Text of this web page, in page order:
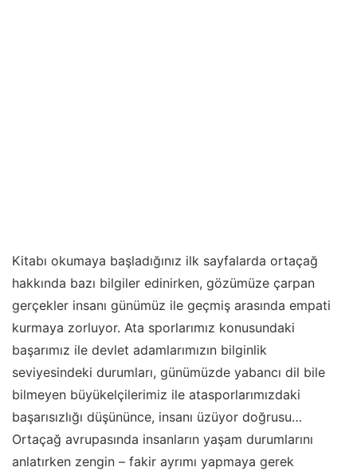
Kitabı okumaya başladığınız ilk sayfalarda ortaçağ
hakkında bazı bilgiler edinirken, gözümüze çarpan
gerçekler insanı günümüz ile geçmiş arasında empati
kurmaya zorluyor. Ata sporlarımız konusundaki
başarımız ile devlet adamlarımızın bilginlik
seviyesindeki durumları, günümüzde yabancı dil bile
bilmeyen büyükelçilerimiz ile atasporlarımızdaki
başarısızlığı düşününce, insanı üzüyor doğrusu…
Ortaçağ avrupasında insanların yaşam durumlarını
anlatırken zengin – fakir ayrımı yapmaya gerek